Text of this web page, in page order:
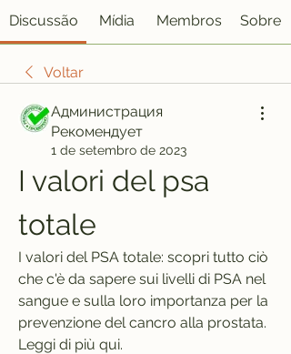
Discussão Mídia Membros Sobre
Voltar
Администрация
Рекомендует
1 de setembro de 2023
I valori del psa
totale
I valori del PSA totale: scopri tutto ciò
che c'è da sapere sui livelli di PSA nel
sangue e sulla loro importanza per la
prevenzione del cancro alla prostata.
Leggi di più qui.